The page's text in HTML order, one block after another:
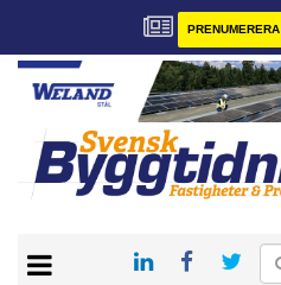
PRENUMERERA